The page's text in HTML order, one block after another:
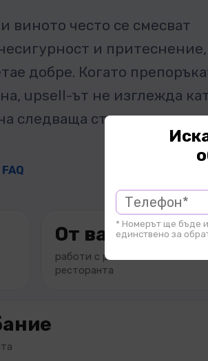
виното често се смесват
и
добре. Когато
upsell-ът не изглежда
следваща стъпка.
От вашата
работи с реални вина от
ресторанта
* Номерът ще бъде
единствено за